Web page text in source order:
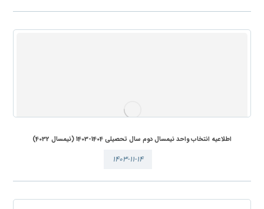
اطلاعیه انتخاب واحد نیمسال دوم سال تحصیلی 1404-1403 (نیمسال 4032)
۱۴۰۳-۱۱-۱۴